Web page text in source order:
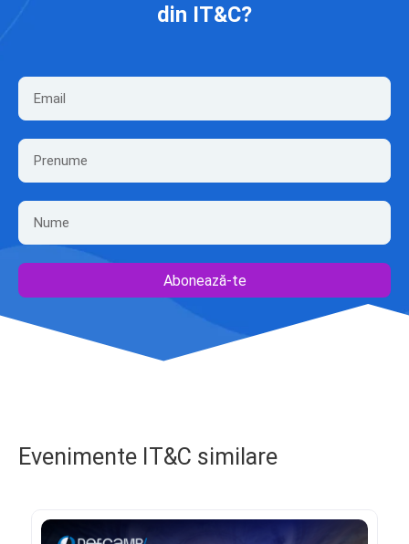
din IT&C?
Abonează-te
Evenimente IT&C similare